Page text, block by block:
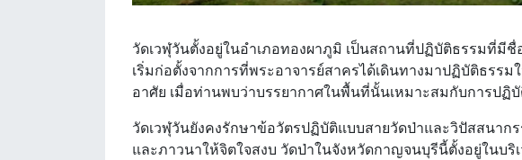
วัดเวฬุวันตั้งอยู่ในอำเภอทองผาภูมิ เป็นสถานที่ปฏิบัติธรรมที่มี
เริ่มก่อตั้งจากการที่พระอาจารย์สาครได้เดินทางมาปฏิบัติธรร
อาศัย เมื่อท่านพบว่าบรรยากาศในพื้นที่นั้นเหมาะสมกับการปฏิ
วัดเวฬุวันยังคงรักษาข้อวัตรปฏิบัติแบบสายวัดป่าและวิปัสสนาก
และภาวนาให้จิตใจสงบ วัดป่าในจังหวัดกาญจนบุรีนี้ตั้งอยู่ในบ